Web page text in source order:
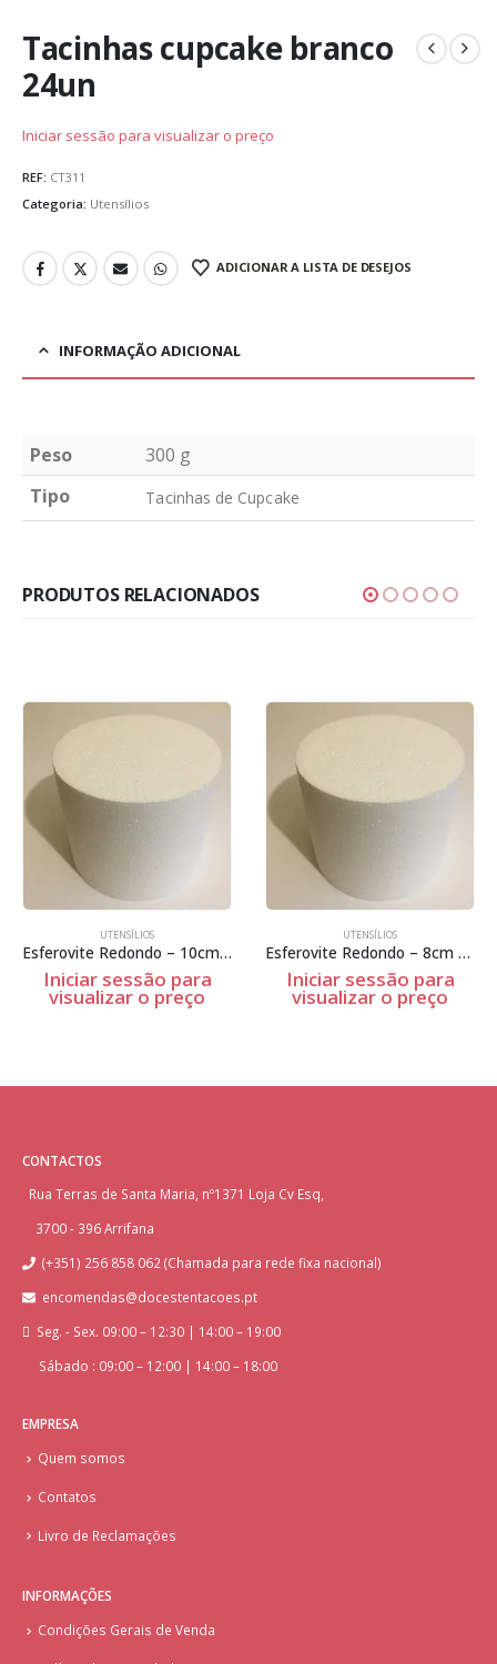
Tacinhas cupcake branco
24un
Iniciar sessão para visualizar o preço
REF: CT311
Categoria: Utensílios
ADICIONAR A LISTA DE DESEJOS
INFORMAÇÃO ADICIONAL
Peso
300 g
Tipo
Tacinhas de Cupcake
PRODUTOS RELACIONADOS
UTENSÍLIOS
Esferovite Redondo – 10cm Espessura
Iniciar sessão para
visualizar o preço
UTENSÍLIOS
Esferovite Redondo – 8cm Espessura
Iniciar sessão para
visualizar o preço
CONTACTOS
Rua Terras de Santa Maria, nº1371 Loja Cv Esq,
3700 - 396 Arrifana
(+351) 256 858 062 (Chamada para rede fixa nacional)
encomendas@docestentacoes.pt
Seg. - Sex. 09:00 – 12:30 | 14:00 – 19:00
Sábado : 09:00 – 12:00 | 14:00 – 18:00
EMPRESA
Quem somos
Contatos
Livro de Reclamações
INFORMAÇÕES
Condições Gerais de Venda